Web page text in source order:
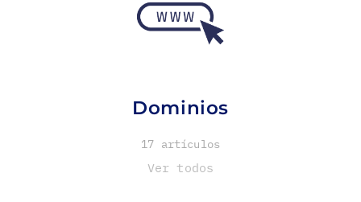
Dominios
17 artículos
Ver todos